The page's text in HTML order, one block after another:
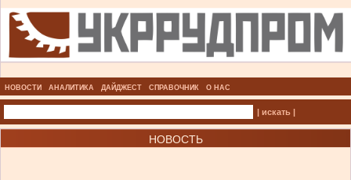
НОВОСТИ АНАЛИТИКА ДАЙДЖЕСТ СПРАВОЧНИК О НАС
| искать |
НОВОСТЬ